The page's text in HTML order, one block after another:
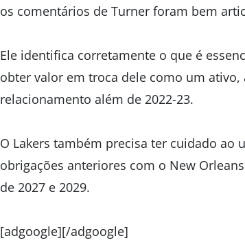
os comentários de Turner foram bem
Ele identifica corretamente o que é
obter valor em troca dele como um
relacionamento além de 2022-23.
O Lakers também precisa ter cuidado ao
obrigações anteriores com o New
de 2027 e 2029.
[adgoogle][/adgoogle]